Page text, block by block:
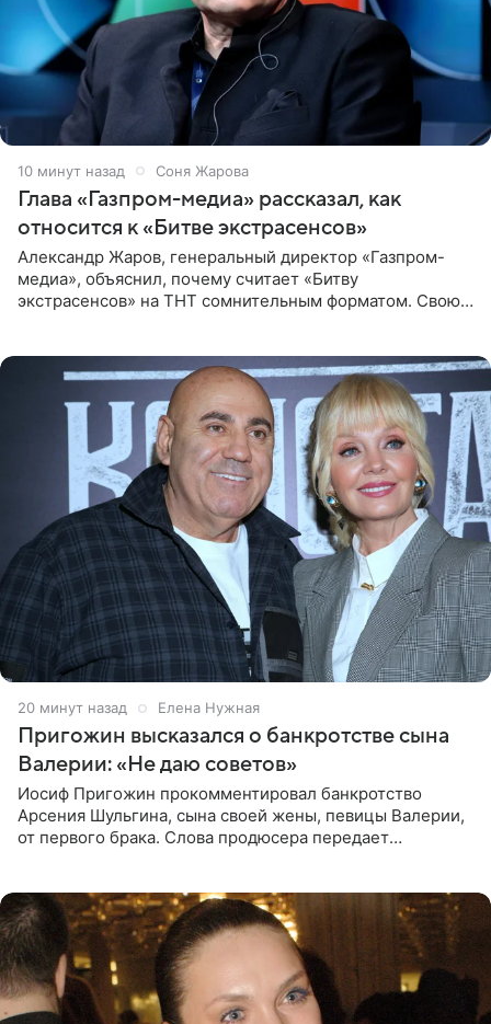
10 минут назад Соня Жарова
Глава «Газпром-медиа» рассказал, как
относится к «Битве экстрасенсов»
Александр Жаров, генеральный директор «Газпром-
медиа», объяснил, почему считает «Битву
экстрасенсов» на ТНТ сомнительным форматом. Свою
20 минут назад Елена Нужная
Пригожин высказался о банкротстве сына
Валерии: «Не даю советов»
Иосиф Пригожин прокомментировал банкротство
Арсения Шульгина, сына своей жены, певицы Валерии,
от первого брака. Слова продюсера передает